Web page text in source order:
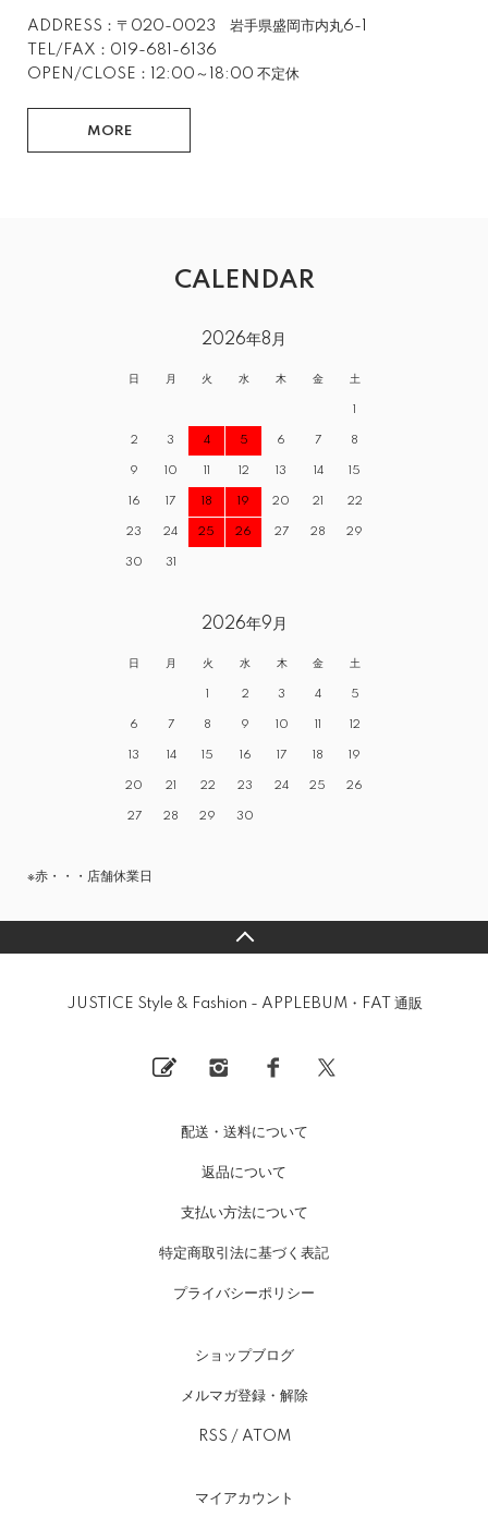
ADDRESS：〒020-0023 岩手県盛岡市内丸6-1
TEL/FAX：019-681-6136
OPEN/CLOSE：12:00～18:00 不定休
MORE
CALENDAR
2026年8月
日 月 火 水 木 金 土
1
2 3 4 5 6 7 8
9 10 11 12 13 14 15
16 17 18 19 20 21 22
23 24 25 26 27 28 29
30 31
2026年9月
日 月 火 水 木 金 土
1 2 3 4 5
6 7 8 9 10 11 12
13 14 15 16 17 18 19
20 21 22 23 24 25 26
27 28 29 30
※赤・・・店舗休業日
JUSTICE Style & Fashion - APPLEBUM・FAT 通販
配送・送料について
返品について
支払い方法について
特定商取引法に基づく表記
プライバシーポリシー
ショップブログ
メルマガ登録・解除
RSS / ATOM
マイアカウント